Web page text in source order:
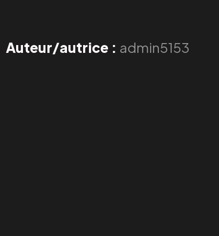
Auteur/autrice : admin5153